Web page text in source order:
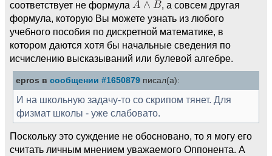
соответствует не формула
, а совсем другая
формула, которую Вы можете узнать из любого
учебного пособия по дискретной математике, в
котором даются хотя бы начальные сведения по
исчислению высказываний или булевой алгебре.
epros в сообщении #1650879 писал(а):
И на школьную задачу-то со скрипом тянет. Для
физмат школы - уже слабовато.
Поскольку это суждение не обосновано, то я могу его
считать личным мнением уважаемого Оппонента. А